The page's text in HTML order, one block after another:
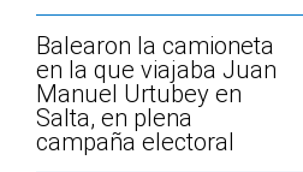
Balearon la camioneta
en la que viajaba Juan
Manuel Urtubey en
Salta, en plena
campaña electoral